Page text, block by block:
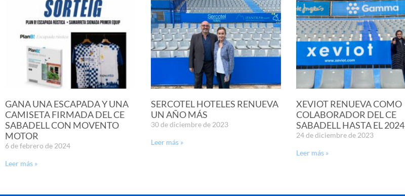
GANA UNA ESCAPADA Y UNA
CAMISETA FIRMADA DEL CE
SABADELL CON MOVENTO
MOTOR
6 de febrero de 2024
Leer más »
SERCOTEL HOTELES RENUEVA
UN AÑO MÁS
30 de diciembre de 2023
Leer más »
XEVIOT RENUEVA COMO
COLABORADOR DEL CE
SABADELL HASTA EL 2024
24 de diciembre de 2023
Leer más »